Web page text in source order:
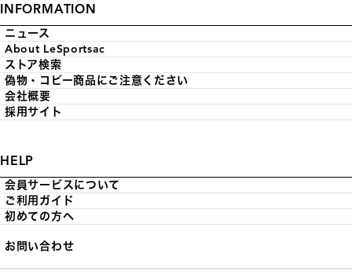
INFORMATION
ニュース
About LeSportsac
ストア検索
偽物・コピー商品にご注意ください
会社概要
採用サイト
HELP
会員サービスについて
ご利用ガイド
初めての方へ
お問い合わせ